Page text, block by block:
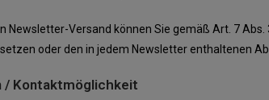
Newsletter-Versand können Sie gemäß Art. 7
oder den in jedem Newsletter enthaltenen
/ Kontaktmöglichkeit